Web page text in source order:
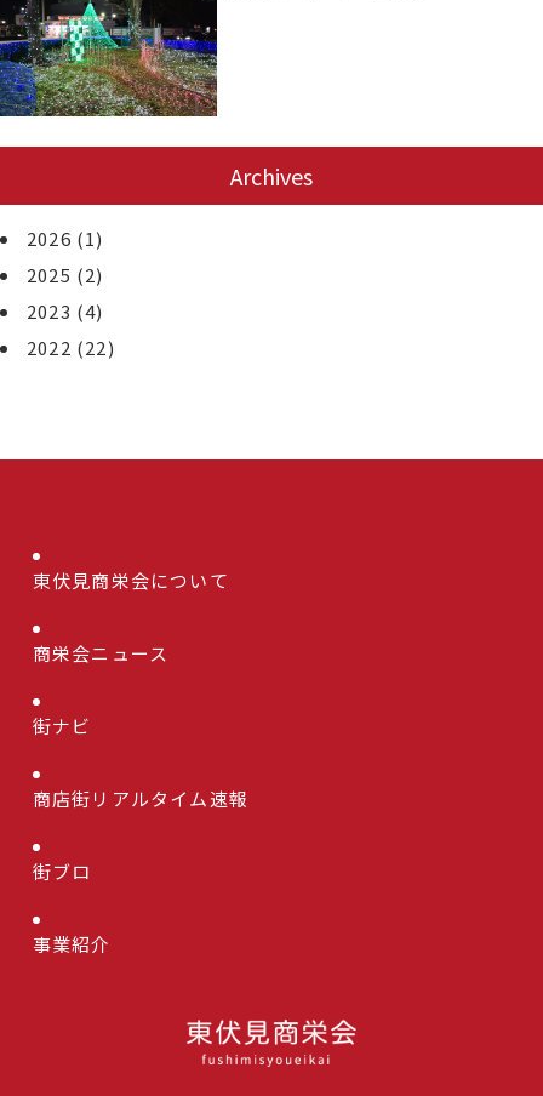
Archives
2026 (1)
2025 (2)
2023 (4)
2022 (22)
東伏見商栄会について
商栄会ニュース
街ナビ
商店街リアルタイム速報
街ブロ
事業紹介